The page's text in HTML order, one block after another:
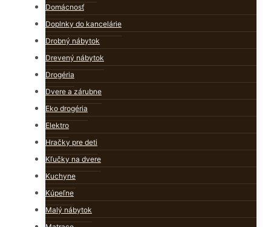
Domácnosť
Doplnky do kancelárie
Drobný nábytok
Drevený nábytok
Drogéria
Dvere a zárubne
Eko drogéria
Elektro
Hračky pre deti
Kľučky na dvere
Kuchyne
Kúpeľne
Malý nábytok